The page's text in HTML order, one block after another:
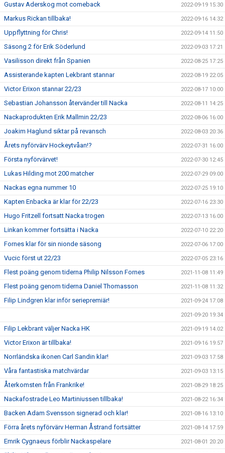
Gustav Aderskog mot comeback 2022-09-19 15:30
Markus Rickan tillbaka! 2022-09-16 14:32
Uppflyttning för Chris! 2022-09-14 11:50
Säsong 2 för Erik Söderlund 2022-09-03 17:21
Vasilisson direkt från Spanien 2022-08-25 17:25
Assisterande kapten Lekbrant stannar 2022-08-19 22:05
Victor Erixon stannar 22/23 2022-08-17 10:00
Sebastian Johansson återvänder till Nacka 2022-08-11 14:25
Nackaprodukten Erik Mallmin 22/23 2022-08-06 16:00
Joakim Haglund siktar på revansch 2022-08-03 20:36
Årets nyförvärv Hockeytvåan!? 2022-07-31 16:00
Första nyförvärvet! 2022-07-30 12:45
Lukas Hilding mot 200 matcher 2022-07-29 09:00
Nackas egna nummer 10 2022-07-25 19:10
Kapten Enbacka är klar för 22/23 2022-07-16 23:30
Hugo Fritzell fortsatt Nacka trogen 2022-07-13 16:00
Linkan kommer fortsätta i Nacka 2022-07-10 22:20
Fornes klar för sin nionde säsong 2022-07-06 17:00
Vucic först ut 22/23 2022-07-05 23:16
Flest poäng genom tiderna Philip Nilsson Fornes 2021-11-08 11:49
Flest poäng genom tiderna Daniel Thomasson 2021-11-08 11:32
Filip Lindgren klar inför seriepremiär! 2021-09-24 17:08
2021-09-20 19:34
Filip Lekbrant väljer Nacka HK 2021-09-19 14:02
Victor Erixon är tillbaka! 2021-09-16 19:57
Norrländska ikonen Carl Sandin klar! 2021-09-03 17:58
Våra fantastiska matchvärdar 2021-09-03 13:15
Återkomsten från Frankrike! 2021-08-29 18:25
Nackafostrade Leo Martiniussen tillbaka! 2021-08-22 16:34
Backen Adam Svensson signerad och klar! 2021-08-16 13:10
Förra årets nyförvärv Herman Åstrand fortsätter 2021-08-14 17:59
Emrik Cygnaeus förblir Nackaspelare 2021-08-01 20:20